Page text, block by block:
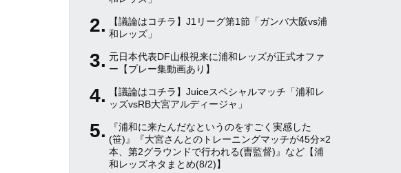
m h
n
【議論はコチラ】J1リーグ第1節「ガンバ大阪vs浦
和レッズ」
元日本代表DF山根視来に浦和レッズが正式オファ
ー【プレー集動画あり】
【議論はコチラ】Juiceスペシャルマッチ「浦和レ
ッズvsRB大宮アルディージャ」
『浦和に来たんだなというのをすごく実感した
(笹)』『大宮さんとのトレーニングマッチが45分×2
本、第2グラウンドで行われる(曺監督)』など【浦
和レッズネタまとめ(8/2)】